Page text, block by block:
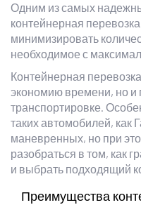
Одним из самых
контейнерная
минимизировать
необходимое с
Контейнерная
экономию времени, но и
транспортировке.
таких автомобилей, как
маневренных, но при
разобраться в том, как
и выбрать подходящий
Преимущества